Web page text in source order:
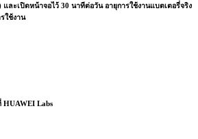
ละเปิดหน้าจอไว้ 30 นาทีต่อวัน อายุการใช้งานแบตเตอรี่จริง
ใช้งาน
Labs